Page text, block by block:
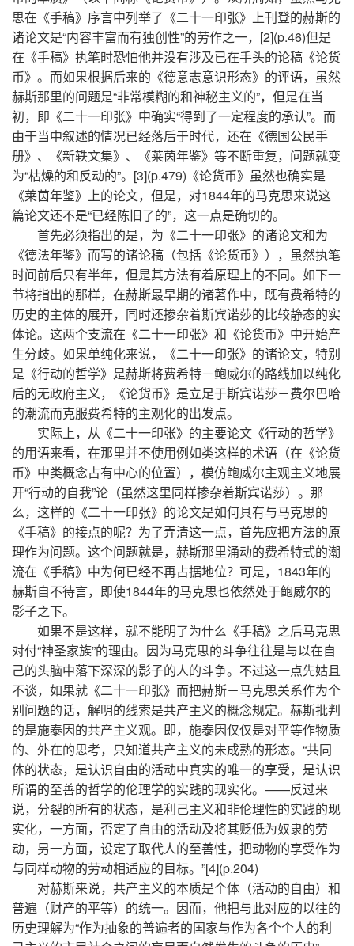
思在《手稿》序言中列举了《二十一印张》上刊登的赫斯的
诸论文是“内容丰富而有独创性”的劳作之一，[2](p.46)但是
在《手稿》执笔时恐怕他并没有涉及已在手头的论稿《论货
币》。而如果根据后来的《德意志意识形态》的评语，虽然
赫斯那里的问题是“非常模糊的和神秘主义的”，但是在当
初，即《二十一印张》中确实“得到了一定程度的承认”。而
由于当中叙述的情况已经落后于时代，还在《德国公民手
册》、《新轶文集》、《莱茵年鉴》等不断重复，问题就变
为“枯燥的和反动的”。[3](p.479)《论货币》虽然也确实是
《莱茵年鉴》上的论文，但是，对1844年的马克思来说这
篇论文还不是“已经陈旧了的”，这一点是确切的。
首先必须指出的是，为《二十一印张》的诸论文和为
《德法年鉴》而写的诸论稿（包括《论货币》），虽然执笔
时间前后只有半年，但是其方法有着原理上的不同。如下一
节将指出的那样，在赫斯最早期的诸著作中，既有费希特的
历史的主体的展开，同时还掺杂着斯宾诺莎的比较静态的实
体论。这两个支流在《二十一印张》和《论货币》中开始产
生分歧。如果单纯化来说，《二十一印张》的诸论文，特别
是《行动的哲学》是赫斯将费希特－鲍威尔的路线加以纯化
后的无政府主义，《论货币》是立足于斯宾诺莎－费尔巴哈
的潮流而克服费希特的主观化的出发点。
实际上，从《二十一印张》的主要论文《行动的哲学》
的用语来看，在那里并不使用例如类这样的术语（在《论货
币》中类概念占有中心的位置），模仿鲍威尔主观主义地展
开“行动的自我”论（虽然这里同样掺杂着斯宾诺莎）。那
么，这样的《二十一印张》的论文是如何具有与马克思的
《手稿》的接点的呢？为了弄清这一点，首先应把方法的原
理作为问题。这个问题就是，赫斯那里涌动的费希特式的潮
流在《手稿》中为何已经不再占据地位？可是，1843年的
赫斯自不待言，即使1844年的马克思也依然处于鲍威尔的
影子之下。
如果不是这样，就不能明了为什么《手稿》之后马克思
对付“神圣家族”的理由。因为马克思的斗争往往是与以在自
己的头脑中落下深深的影子的人的斗争。不过这一点先姑且
不谈，如果就《二十一印张》而把赫斯－马克思关系作为个
别问题的话，解明的线索是共产主义的概念规定。赫斯批判
的是施泰因的共产主义观。即，施泰因仅仅是对平等作物质
的、外在的思考，只知道共产主义的未成熟的形态。“共同
体的状态，是认识自由的活动中真实的唯一的享受，是认识
所谓的至善的哲学的伦理学的实践的现实化。——反过来
说，分裂的所有的状态，是利己主义和非伦理性的实践的现
实化，一方面，否定了自由的活动及将其贬低为奴隶的劳
动，另一方面，设定了取代人的至善性，把动物的享受作为
与同样动物的劳动相适应的目标。”[4](p.204)
对赫斯来说，共产主义的本质是个体（活动的自由）和
普遍（财产的平等）的统一。因而，他把与此对应的以往的
历史理解为“作为抽象的普遍者的国家与作为各个个人的利